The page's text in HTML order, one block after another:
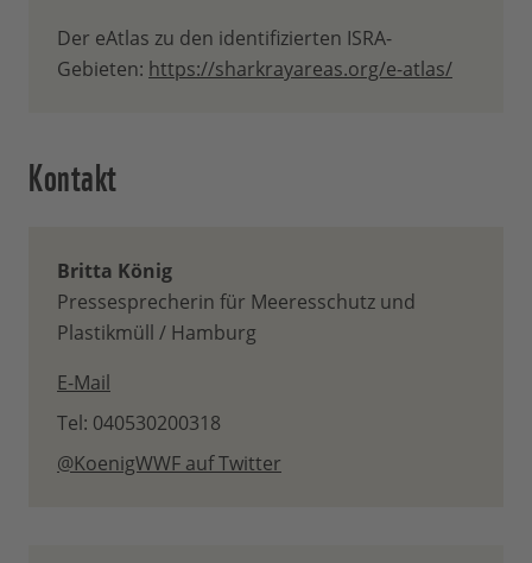
Der eAtlas zu den identifizierten ISRA-
Gebieten: https://sharkrayareas.org/e-atlas/
Kontakt
Britta König
Pressesprecherin für Meeresschutz und
Plastikmüll / Hamburg
E-Mail
Tel: 040530200318
@KoenigWWF auf Twitter